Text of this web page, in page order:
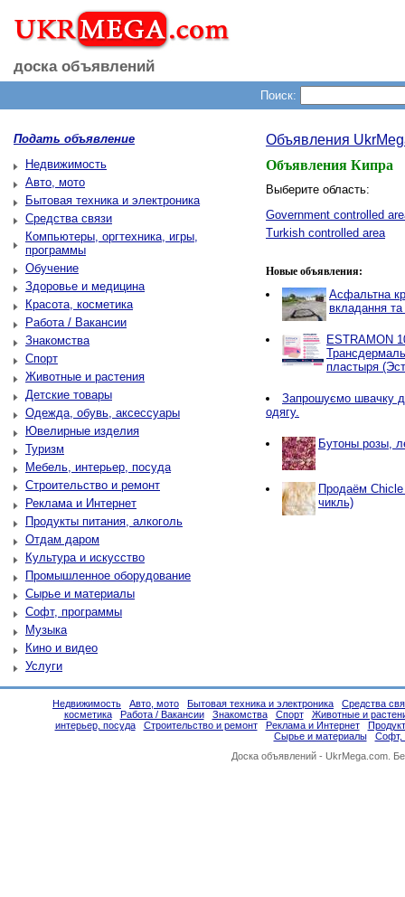
доска объявлений
Поиск:
Подать объявление
Недвижимость
Авто, мото
Бытовая техника и электроника
Средства связи
Компьютеры, оргтехника, игры,
программы
Обучение
Здоровье и медицина
Красота, косметика
Работа / Вакансии
Знакомства
Спорт
Животные и растения
Детские товары
Одежда, обувь, аксессуары
Ювелирные изделия
Туризм
Мебель, интерьер, посуда
Строительство и ремонт
Реклама и Интернет
Продукты питания, алкоголь
Отдам даром
Культура и искусство
Промышленное оборудование
Сырье и материалы
Софт, программы
Музыка
Кино и видео
Услуги
Объявления
Объявления Кипра
Выберите область:
Government controlled
Turkish controlled area
Новые объявления:
Асфальтна
вкладання
ESTRAMON
пластыря
Запрошуємо швачку
одягу.
Бутоны розы,
Продаём
чикль)
Недвижимость Авто, мото Бытовая техника и электроника
Средства
косметика
Работа / Вакансии Знакомства Спорт
Животные и
интерьер, посуда
Строительство и ремонт Реклама и Интернет
Сырье и материалы
Софт,
Доска объявлений - UkrMega.com.